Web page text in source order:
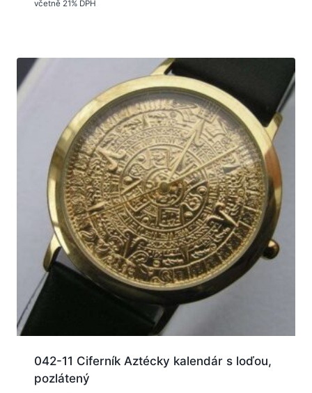
včetně 21% DPH
042-11 Ciferník Aztécky kalendár s loďou,
pozlátený